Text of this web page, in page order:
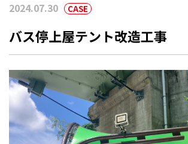
2024.07.30 CASE
バス停上屋テント改造工事